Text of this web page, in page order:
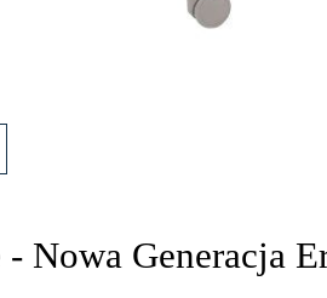
Nowa Generacja